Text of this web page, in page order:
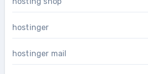
hostinger
hostinger mail